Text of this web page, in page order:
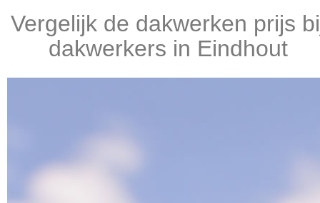
Vergelijk de dakwerken prijs
dakwerkers in Eindhout